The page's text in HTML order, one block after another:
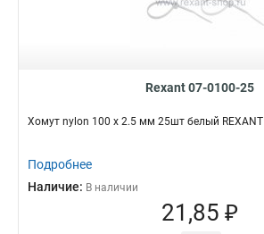
Rexant 07-0100-25
Хомут nylon 100 х 2.5 мм 25шт белый REXANT
Подробнее
Наличие: В наличии
21,85 ₽